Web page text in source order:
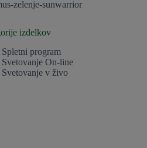
izdelkov
Spletni program
Svetovanje On-line
Svetovanje v živo